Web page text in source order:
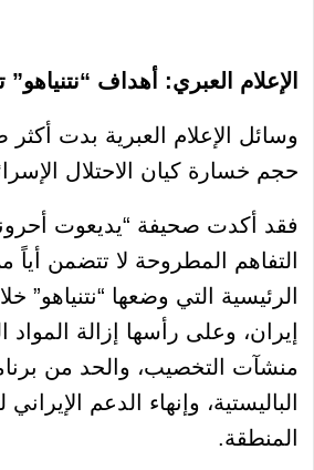
الإعلام العبري: أهداف
وسائل الإعلام العبرية بدت
حجم خسارة كيان الاحتلال
فقد أكدت صحيفة “يديعوت
التفاهم المطروحة لا تتضمن أياً
الرئيسية التي وضعها “نتنياهو”
إيران، وعلى رأسها إزالة
منشآت التخصيب، والحد من
الباليستية، وإنهاء الدعم
المنطقة.